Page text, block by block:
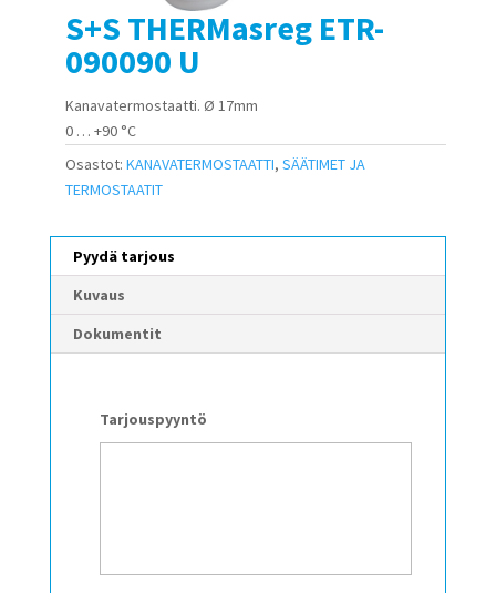
S+S THERMasreg ETR-
090090 U
Kanavatermostaatti. Ø 17mm
0 … +90 °C
Osastot: KANAVATERMOSTAATTI, SÄÄTIMET JA
TERMOSTAATIT
Pyydä tarjous
Kuvaus
Dokumentit
Tarjouspyyntö